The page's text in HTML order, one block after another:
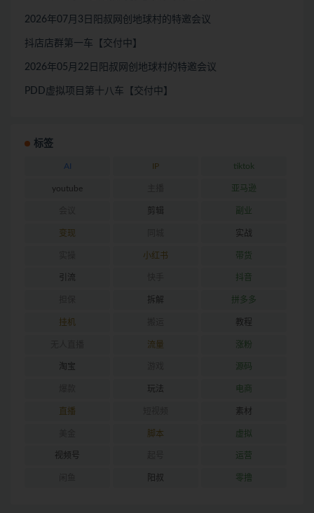
2026年07月3日阳叔网创地球村的特邀会议
抖店店群第一车【交付中】
2026年05月22日阳叔网创地球村的特邀会议
PDD虚拟项目第十八车【交付中】
标签
AI IP tiktok
youtube 亚马逊
剪辑 副业
变现 实战
小红书 带货
引流 抖音
拆解 拼多多
挂机 教程
流量 涨粉
淘宝 源码
玩法 电商
直播 素材
脚本 虚拟
视频号 运营
阳叔 零撸